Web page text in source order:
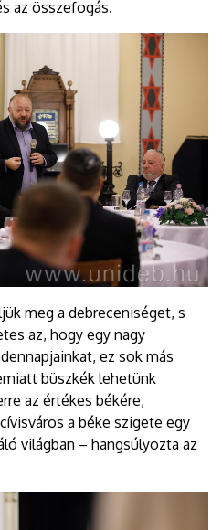
az összefogás.
meg a debreceniséget, s
az, hogy egy nagy
ez sok más
büszkék lehetünk
az értékes békére,
a béke szigete egy
világban – hangsúlyozta az